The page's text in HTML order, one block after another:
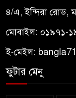
৪/এ, ইন্দিরা রোড,
মোবাইল: ০১৯৭১-
ই-মেইল:
ফুটার মেনু